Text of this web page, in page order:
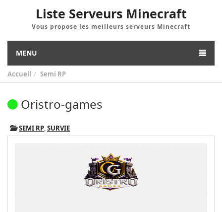
Liste Serveurs Minecraft
Vous propose les meilleurs serveurs Minecraft
MENU
Accueil Semi RP
Oristro-games
SEMI RP,SURVIE